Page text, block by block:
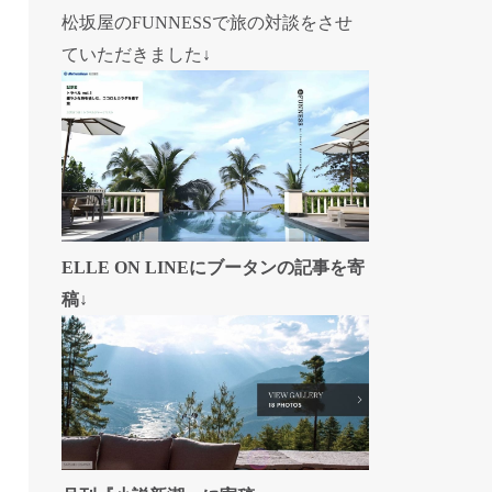
松坂屋のFUNNESSで旅の対談をさせ
ていただきました↓
ELLE ON LINEにブータンの記事を寄
稿↓